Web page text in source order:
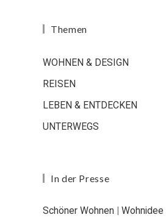
Themen
WOHNEN & DESIGN
REISEN
LEBEN & ENTDECKEN
UNTERWEGS
In der Presse
Schöner Wohnen | Wohnidee